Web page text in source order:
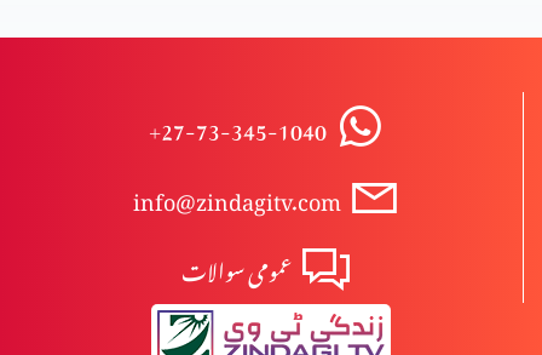
مسیحیت میں قبلہ؟
تبلیغِ مسیحیت یا درپیش رکاوٹین پارٹ 2
ارادہِ خداوند اور مسیحیت پارٹ 1
+27-73-345-1040
info@zindagitv.com
عمومی سوالات